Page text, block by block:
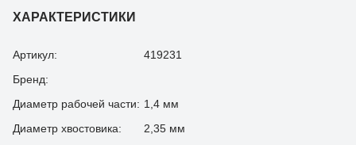
ХАРАКТЕРИСТИКИ
Артикул:
419231
Бренд:
Диаметр рабочей части: 1,4 мм
Диаметр хвостовика:
2,35 мм